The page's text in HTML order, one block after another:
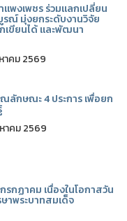
พงเพชร ร่วมแลกเปลี่ยน
รณ์ มุ่งยกระดับงานวิจัย
เขียนได้ และพัฒนา
าคม 2569
ลักษณะ 4 ประการ เพื่อยก
าคม 2569
รกฏาคม เนื่องในโอกาสวัน
าพระบาทสมเด็จ